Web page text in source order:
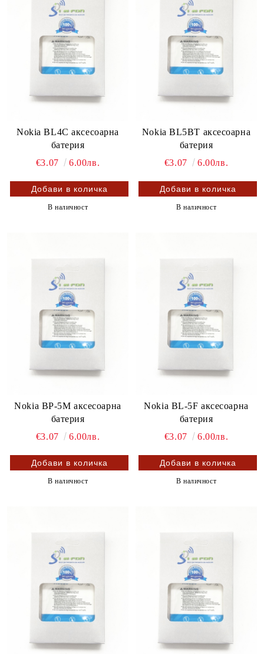
Nokia BL4C аксесоарна
батерия
€3.07
6.00лв.
В наличност
Nokia BL5BT аксесоарна
батерия
€3.07
6.00лв.
В наличност
Nokia BP-5M аксесоарна
батерия
€3.07
6.00лв.
В наличност
Nokia BL-5F аксесоарна
батерия
€3.07
6.00лв.
В наличност